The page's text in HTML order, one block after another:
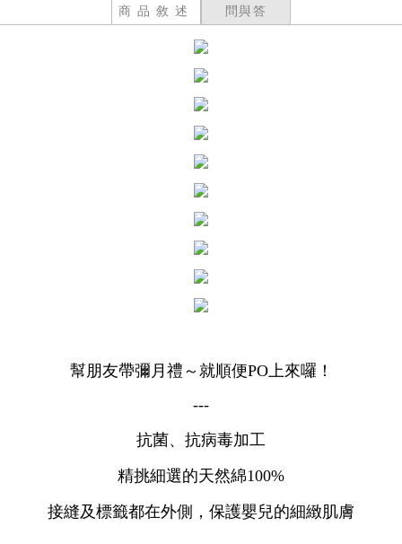
商品敘述 問與答